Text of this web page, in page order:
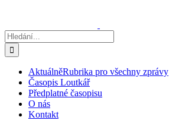
obsah
Hledat:
AktuálněRubrika pro všechny zprávy
Časopis Loutkář
Předplatné časopisu
O nás
Kontakt